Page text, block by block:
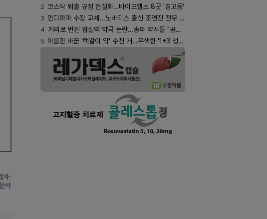
2 코스닥 퇴출 규정 현실화…바이오헬스 8곳 '경고등'
3 먼디파마 수장 교체...노바티스 출신 조연진 전무 내정
4 거리로 번진 잠실역 약국 논란…송파 약사들 "공공성 훼손"
5 이름만 바꾼 '택갈이 약' 수천 개…무색한 '1+3 생동'